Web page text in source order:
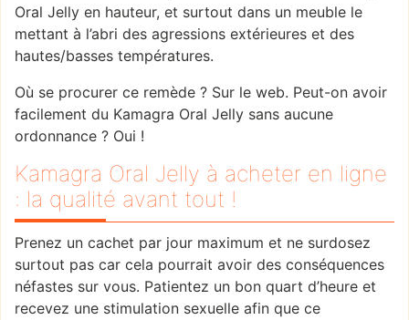
Oral Jelly en hauteur, et surtout dans un meuble le
mettant à l’abri des agressions extérieures et des
hautes/basses températures.
Où se procurer ce remède ? Sur le web. Peut-on avoir
facilement du Kamagra Oral Jelly sans aucune
ordonnance ? Oui !
Kamagra Oral Jelly à acheter en ligne
: la qualité avant tout !
Prenez un cachet par jour maximum et ne surdosez
surtout pas car cela pourrait avoir des conséquences
néfastes sur vous. Patientez un bon quart d’heure et
recevez une stimulation sexuelle afin que ce